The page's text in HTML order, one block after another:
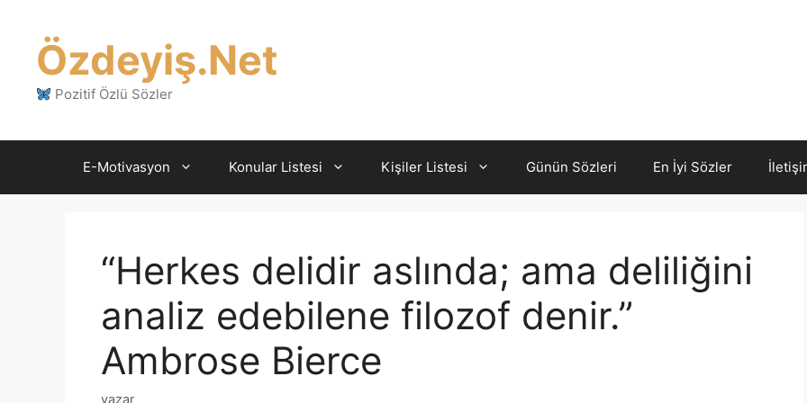
Özdeyiş.Net
Pozitif Özlü Sözler
E-Motivasyon Konular Listesi Kişiler Listesi Günün Sözleri En İyi Sözler
“Herkes delidir aslında; ama deliliğini
analiz edebilene filozof denir.”
Ambrose Bierce
yazar